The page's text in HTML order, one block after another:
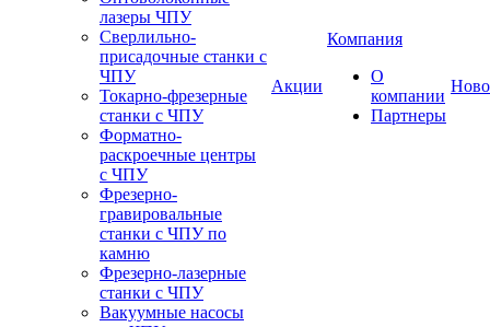
лазеры ЧПУ
Сверлильно-
присадочные станки с
ЧПУ
Токарно-фрезерные
станки с ЧПУ
Форматно-
раскроечные центры
с ЧПУ
Фрезерно-
гравировальные
станки с ЧПУ по
камню
Фрезерно-лазерные
станки с ЧПУ
Вакуумные насосы
Акции
Компания
О
компании
Партнеры